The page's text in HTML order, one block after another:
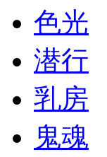
色光
潜行
乳房
鬼魂